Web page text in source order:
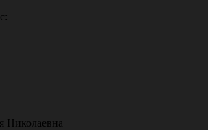
Николаевна